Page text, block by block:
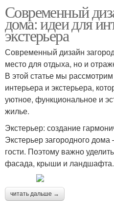
Современный
дома: идеи для
экстерьера
Современный дизайн
место для отдыха, но и
В этой статье мы
интерьера и экстерьера,
уютное, функциональное и
жилье.
Экстерьер: создание
Экстерьер загородного дома
гости. Поэтому важно
фасада, крыши и ландшафта.
читать дальше →